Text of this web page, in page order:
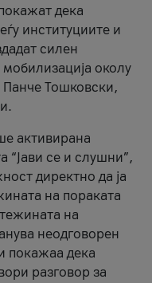
дека
институциите и
силен
околу
Панче Тошковски,
активирана
“Јави се и слушни”,
директно да ја
на пораката
на
неодговорен
покажаа дека
разговор за